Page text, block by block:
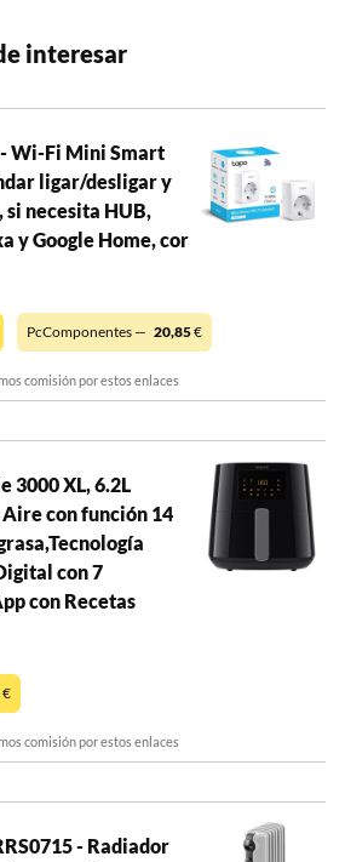
interesar
Wi-Fi Mini Smart
ligar/desligar y
necesita HUB,
y Google Home, cor
PcComponentes — 20,85€
comisión por estos enlaces
3000 XL, 6.2L
con función 14
con 7
con Recetas
€
comisión por estos enlaces
- Radiador